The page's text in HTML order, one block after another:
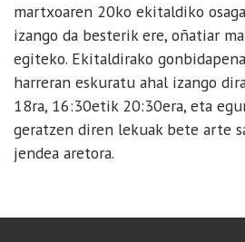
martxoaren 20ko ekitaldiko
izango da besterik ere, oñatiar
egiteko. Ekitaldirako
harreran eskuratu ahal izango
18ra, 16:30etik 20:30era, eta
geratzen diren lekuak bete arte
jendea aretora.